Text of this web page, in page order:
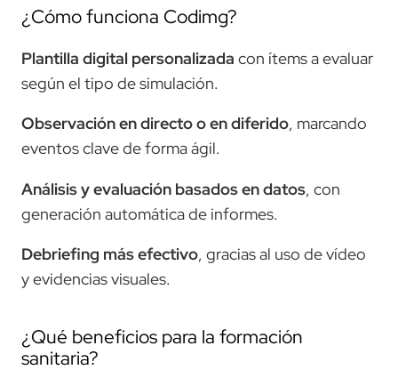
¿Cómo funciona Codimg?
Plantilla digital personalizada con ítems a evaluar
según el tipo de simulación.
Observación en directo o en diferido, marcando
eventos clave de forma ágil.
Análisis y evaluación basados en datos, con
generación automática de informes.
Debriefing más efectivo, gracias al uso de vídeo
y evidencias visuales.
¿Qué beneficios para la formación
sanitaria?